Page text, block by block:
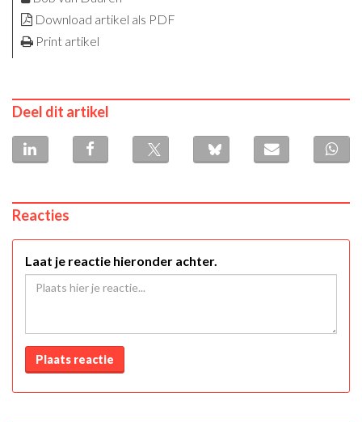
Download artikel als PDF
Print artikel
Deel dit artikel
Reacties
Laat je reactie hieronder achter.
Plaats reactie